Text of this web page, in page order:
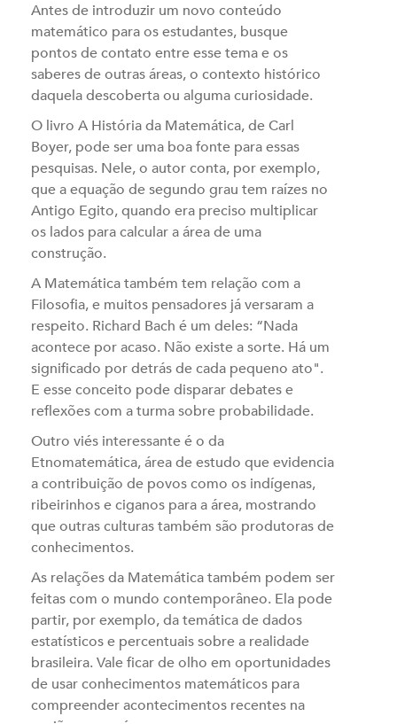
Antes de introduzir um novo conteúdo
matemático para os estudantes, busque
pontos de contato entre esse tema e os
saberes de outras áreas, o contexto histórico
daquela descoberta ou alguma curiosidade.
O livro A História da Matemática, de Carl
Boyer, pode ser uma boa fonte para essas
pesquisas. Nele, o autor conta, por exemplo,
que a equação de segundo grau tem raízes no
Antigo Egito, quando era preciso multiplicar
os lados para calcular a área de uma
construção.
A Matemática também tem relação com a
Filosofia, e muitos pensadores já versaram a
respeito. Richard Bach é um deles: “Nada
acontece por acaso. Não existe a sorte. Há um
significado por detrás de cada pequeno ato".
E esse conceito pode disparar debates e
reflexões com a turma sobre probabilidade.
Outro viés interessante é o da
Etnomatemática, área de estudo que evidencia
a contribuição de povos como os indígenas,
ribeirinhos e ciganos para a área, mostrando
que outras culturas também são produtoras de
conhecimentos.
As relações da Matemática também podem ser
feitas com o mundo contemporâneo. Ela pode
partir, por exemplo, da temática de dados
estatísticos e percentuais sobre a realidade
brasileira. Vale ficar de olho em oportunidades
de usar conhecimentos matemáticos para
compreender acontecimentos recentes na